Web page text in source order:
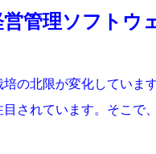
管理ソフトウ
の北限が変化してい
されています。そこ